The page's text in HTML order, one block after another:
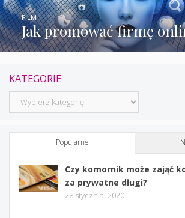
Jak promować firmę
FILM
KATEGORIE
Kategorie
Popularne
Czy komornik może zająć
za prywatne długi?
28 stycznia, 2020